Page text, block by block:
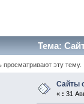
Тема:
просматривают эту тему.
Сайты
« : 31